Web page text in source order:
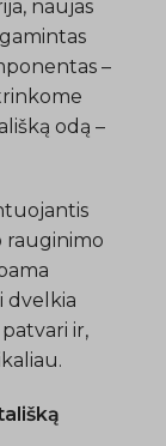
naujas
–
odą –
rauginimo
dvelkia
ir,